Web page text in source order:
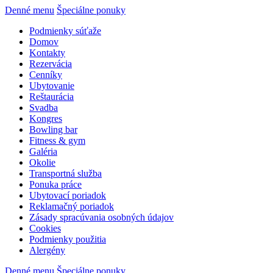
Denné menu Špeciálne ponuky
Podmienky súťaže
Domov
Kontakty
Rezervácia
Cenníky
Ubytovanie
Reštaurácia
Svadba
Kongres
Bowling bar
Fitness & gym
Galéria
Okolie
Transportná služba
Ponuka práce
Ubytovací poriadok
Reklamačný poriadok
Zásady spracúvania osobných údajov
Cookies
Podmienky použitia
Alergény
Denné menu Špeciálne ponuky